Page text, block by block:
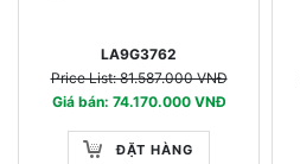
LA9G3762
Price List: 81.587.000 VNĐ
Giá bán: 74.170.000 VNĐ
ĐẶT HÀNG